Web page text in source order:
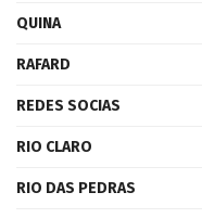
QUINA
RAFARD
REDES SOCIAS
RIO CLARO
RIO DAS PEDRAS